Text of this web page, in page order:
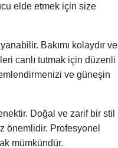
elde etmek için size
Bakımı kolaydır ve
canlı tutmak için düzenli
ve güneşin
Doğal ve zarif bir stil
önemlidir. Profesyonel
mümkündür.